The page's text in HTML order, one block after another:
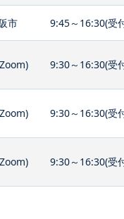
市 9:45～16:30(受
9:30～16:30(受
9:30～16:30(受
9:30～16:30(受